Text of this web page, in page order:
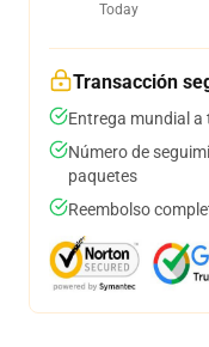
Today
Transacción
Entrega mundial a
Número de
paquetes
Reembolso